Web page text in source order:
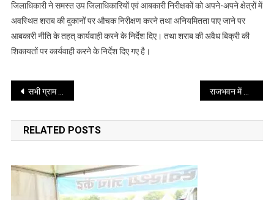
जिलाधिकारी ने समस्त उप जिलाधिकारियों एवं आबकारी निरीक्षकों को अपने-अपने क्षेत्रों में
अवस्थित शराब की दुकानों पर औचक निरीक्षण करने तथा अनियमितता पाए जाने पर
आबकारी नीति के तहत् कार्यवाही करने के निर्देश दिए। तथा शराब की अवैध बिक्री की
शिकायतों पर कार्यवाही करने के निर्देश दिए गए है।
Post
navigation
सभी ग्राम पंचायतों को फार्म मशीनरी बैंक योजना से जोड़ा जाए
RELATED POSTS